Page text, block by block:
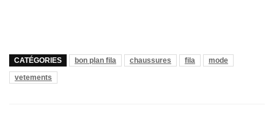
CATÉGORIES bon plan fila chaussures fila
mode
vetements